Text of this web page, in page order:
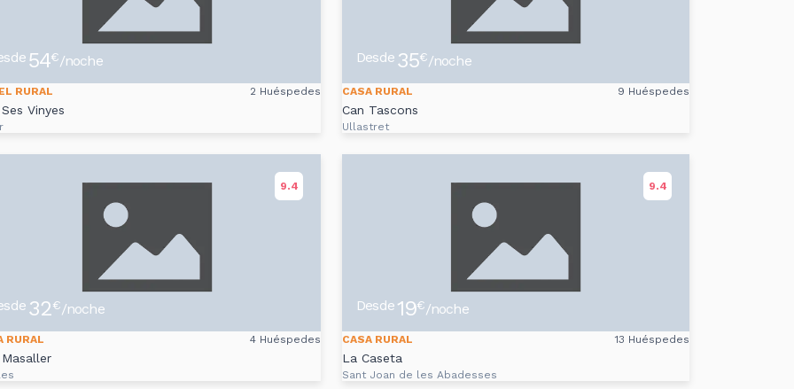
54€/noche
RURAL 2 Huéspedes
Vinyes
Desde 35€/noche
CASA RURAL 9 Huéspedes
Can Tascons
Ullastret
9.4
32€/noche
RURAL 4 Huéspedes
9.4
Desde 19€/noche
CASA RURAL 13 Huéspedes
La Caseta
Sant Joan de les Abadesses